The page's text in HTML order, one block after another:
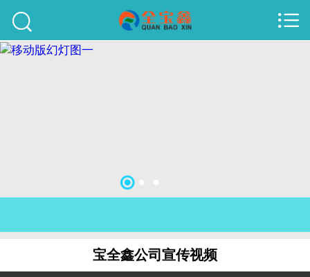
关于我们
联系我们
51La


宝全鑫公司宣传视频